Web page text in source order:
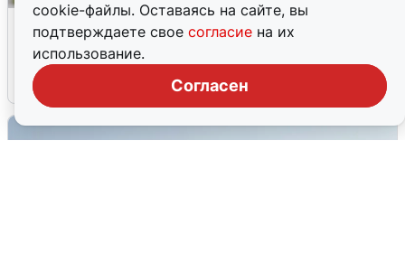
cookie-файлы. Оставаясь на сайте, вы
подтверждаете свое согласие на их
использование.
Согласен
Волгоградцы остались без
мобильного интернета
6 августа